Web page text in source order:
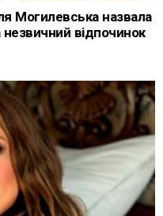
Могилевська назвала
відпочинок